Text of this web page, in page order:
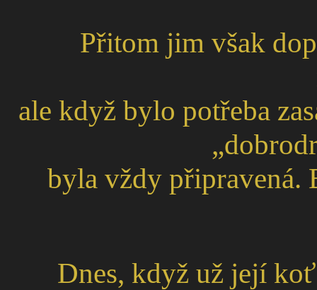
Přitom jim však
ale když bylo potřeba
byla vždy připravená.
Dnes, když už její